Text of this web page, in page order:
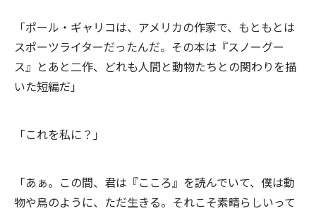
「ポール・ギャリコは、アメリカの作家で、もともとは
スポーツライターだったんだ。その本は『スノーグー
ス』とあと二作、どれも人間と動物たちとの関わりを描
いた短編だ」
「これを私に？」
「あぁ。この間、君は『こころ』を読んでいて、僕は動
物や鳥のように、ただ生きる。それこそ素晴らしいって